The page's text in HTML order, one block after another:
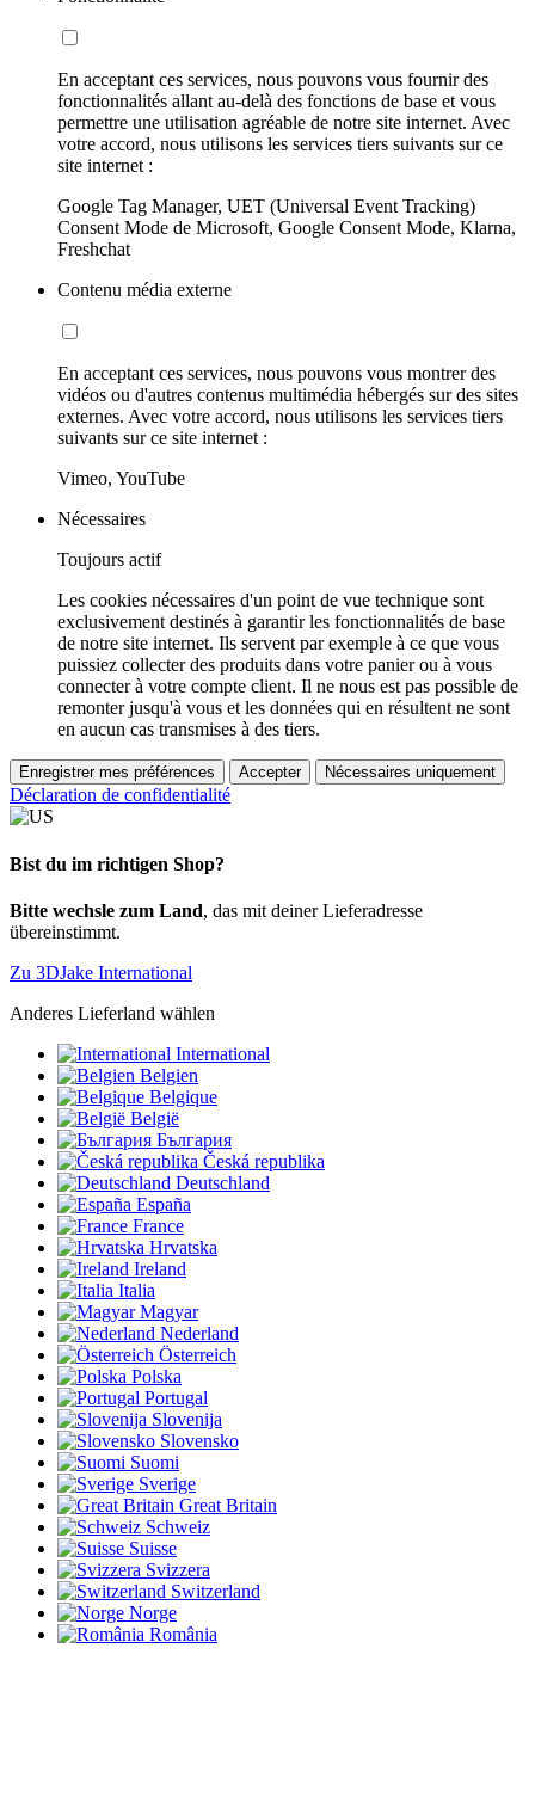
En acceptant ces services, nous pouvons vous fournir des
fonctionnalités allant au-delà des fonctions de base et vous
permettre une utilisation agréable de notre site internet. Avec
votre accord, nous utilisons les services tiers suivants sur ce
site internet :
Google Tag Manager, UET (Universal Event Tracking)
Consent Mode de Microsoft, Google Consent Mode, Klarna,
Freshchat
Contenu média externe
En acceptant ces services, nous pouvons vous montrer des
vidéos ou d'autres contenus multimédia hébergés sur des sites
externes. Avec votre accord, nous utilisons les services tiers
suivants sur ce site internet :
Vimeo, YouTube
Nécessaires
Toujours actif
Les cookies nécessaires d'un point de vue technique sont
exclusivement destinés à garantir les fonctionnalités de base
de notre site internet. Ils servent par exemple à ce que vous
puissiez collecter des produits dans votre panier ou à vous
connecter à votre compte client. Il ne nous est pas possible de
remonter jusqu'à vous et les données qui en résultent ne sont
en aucun cas transmises à des tiers.
Enregistrer mes préférences Accepter Nécessaires uniquement
Déclaration de confidentialité
Bist du im richtigen Shop?
Bitte wechsle zum Land, das mit deiner Lieferadresse
übereinstimmt.
Zu 3DJake International
Anderes Lieferland wählen
International
Belgien
Belgique
België
България
Česká republika
Deutschland
España
France
Hrvatska
Ireland
Italia
Magyar
Nederland
Österreich
Polska
Portugal
Slovenija
Slovensko
Suomi
Sverige
Great Britain
Schweiz
Suisse
Svizzera
Switzerland
Norge
România